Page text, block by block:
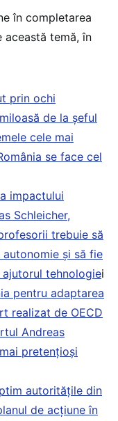
în completarea
această temă, în
prin ochi
de la șeful
cele mai
se face cel
impactului
Schleicher,
trebuie să
și să fie
tehnologiei
pentru adaptarea
realizat de OECD
Andreas
pretențioși
autoritățile din
de acțiune în